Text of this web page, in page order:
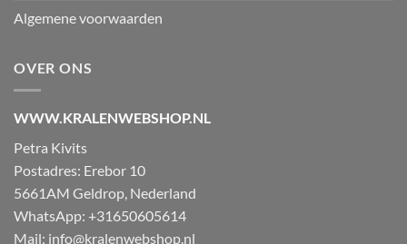
Algemene voorwaarden
OVER ONS
WWW.KRALENWEBSHOP.NL
Petra Kivits
Postadres: Erebor 10
5661AM Geldrop, Nederland
WhatsApp: +31650605614
Mail: info@kralenwebshop.nl